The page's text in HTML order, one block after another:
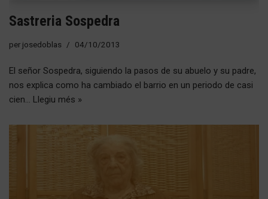
Sastreria Sospedra
per josedoblas 04/10/2013
El señor Sospedra, siguiendo la pasos de su abuelo y su padre,
nos explica como ha cambiado el barrio en un periodo de casi
cien… Llegiu més »